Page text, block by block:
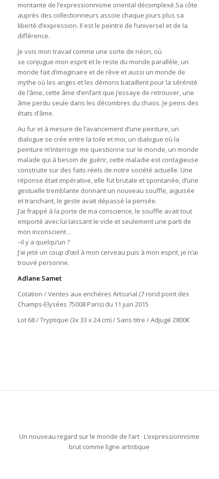
montante de l’expressionnisme oriental décomplexé.Sa côte
auprès des collectionneurs assoie chaque jours plus sa
liberté d’expression. Il est le peintre de l’universel et de la
différence.
Je vois mon travail comme une sorte de néon, où
se conjugue mon esprit et le reste du monde parallèle, un
monde fait d’imaginaire et de rêve et aussi un monde de
mythe où les anges et les démons bataillent pour la sérénité
de l’âme, cette âme d’enfant que j’essaye de retrouver, une
âme perdu seule dans les décombres du chaos. Je peins des
états d’âme.
Au fur et à mesure de l’avancement d’une peinture, un
dialogue se crée entre la toile et moi, un dialogue où la
peinture m’interroge me questionne sur le monde, un monde
malade qui à besoin de guérir, cette maladie est contagieuse
construite sur des faits réels de notre société actuelle. Une
réponse était impérative, elle fut brutale et spontanée, d’une
gestuelle tremblante donnant un nouveau souffle, aiguisée
et tranchant, le geste avait dépassé la pensée.
J’ai frappé à la porte de ma conscience, le souffle avait tout
emporté avec lui laissant le vide et seulement une parti de
mon inconscient…
–il y a quelqu’un ?
J’ai jeté un coup d’œil à mon cerveau puis à mon esprit, je n’ai
trouvé personne.
Adlane Samet
Cotation / Ventes aux enchères Artcurial (7 rond point des
Champs-Elysées 75008 Paris) du 11 juin 2015
Lot 68 / Tryptique (3x 33 x 24 cm) / Sans titre / Adjugé 2800€
Un nouveau regard sur le monde de l‘art · L’expressionnisme
brut comme ligne artistique